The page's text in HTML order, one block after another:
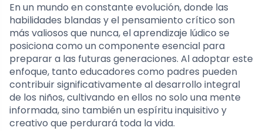
En un mundo en constante evolución, donde las
habilidades blandas y el pensamiento crítico son
más valiosos que nunca, el aprendizaje lúdico se
posiciona como un componente esencial para
preparar a las futuras generaciones. Al adoptar este
enfoque, tanto educadores como padres pueden
contribuir significativamente al desarrollo integral
de los niños, cultivando en ellos no solo una mente
informada, sino también un espíritu inquisitivo y
creativo que perdurará toda la vida.